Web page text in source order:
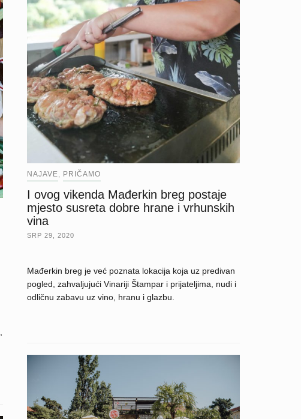
NAJAVE PRIČAMO
I ovog vikenda Mađerkin breg postaje
mjesto susreta dobre hrane i vrhunskih
vina
SRP 29, 2020
Mađerkin breg je već poznata lokacija koja uz predivan
pogled, zahvaljujući Vinariji Štampar i prijateljima, nudi i
odličnu zabavu uz vino, hranu i glazbu.